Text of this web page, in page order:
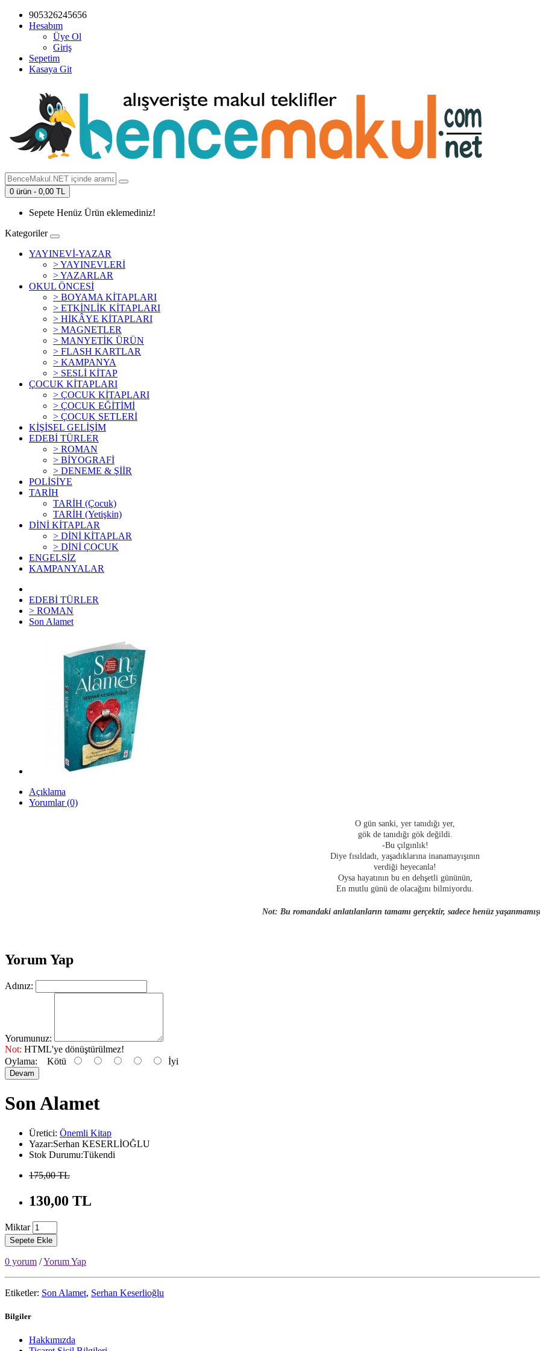
905326245656
Hesabım
Üye Ol
Giriş
Sepetim
Kasaya Git
0 ürün - 0,00 TL
Sepete Henüz Ürün eklemediniz!
Kategoriler
YAYINEVİ-YAZAR
> YAYINEVLERİ
> YAZARLAR
OKUL ÖNCESİ
> BOYAMA KİTAPLARI
> ETKİNLİK KİTAPLARI
> HİKÂYE KİTAPLARI
> MAGNETLER
> MANYETİK ÜRÜN
> FLASH KARTLAR
> KAMPANYA
> SESLİ KİTAP
ÇOCUK KİTAPLARI
> ÇOCUK KİTAPLARI
> ÇOCUK EĞİTİMİ
> ÇOCUK SETLERİ
KİŞİSEL GELİŞİM
EDEBİ TÜRLER
> ROMAN
> BİYOGRAFİ
> DENEME & ŞİİR
POLİSİYE
TARİH
TARİH (Çocuk)
TARİH (Yetişkin)
DİNİ KİTAPLAR
> DİNİ KİTAPLAR
> DİNİ ÇOCUK
ENGELSİZ
KAMPANYALAR
EDEBİ TÜRLER
> ROMAN
Son Alamet
Açıklama
Yorumlar (0)
O gün sanki, yer tanıdığı yer,
gök de tanıdığı gök değildi.
-Bu çılgınlık!
Diye fısıldadı, yaşadıklarına inanamayışının
verdiği heyecanla!
Oysa hayatının bu en dehşetli gününün,
En mutlu günü de olacağını bilmiyordu.
Not: Bu romandaki anlatılanların tamamı gerçektir, sadece henüz
Yorum Yap
Adınız:
Yorumunuz:
Not: HTML'ye dönüştürülmez!
Oylama: Kötü İyi
Devam
Son Alamet
Üretici: Önemli Kitap
Yazar:Serhan KESERLİOĞLU
Stok Durumu:Tükendi
175,00 TL
130,00 TL
Miktar
Sepete Ekle
0 yorum /Yorum Yap
Etiketler: Son Alamet, Serhan Keserlioğlu
Bilgiler
Hakkımızda